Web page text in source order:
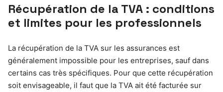
Récupération de la TVA : conditions
et limites pour les professionnels
La récupération de la TVA sur les assurances est
généralement impossible pour les entreprises, sauf dans
certains cas très spécifiques. Pour que cette récupération
soit envisageable, il faut que la TVA ait été facturée sur